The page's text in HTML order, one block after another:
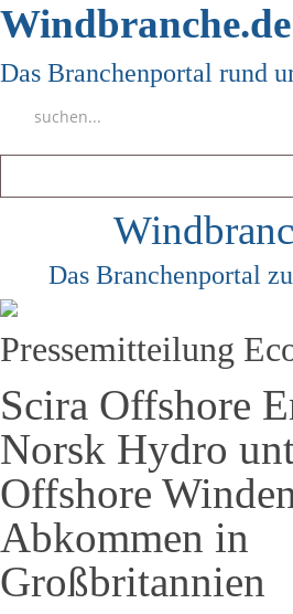
Windbranche.de
Das Branchenportal rund
Das Branchenportal
Pressemitteilung
Scira Offshore
Norsk Hydro
Offshore
Abkommen in
Großbritannien